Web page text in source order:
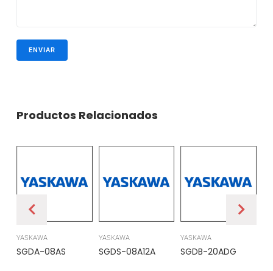
Productos Relacionados
YASKAWA
SGDA-08AS
YASKAWA
SGDS-08A12A
YASKAWA
SGDB-20ADG